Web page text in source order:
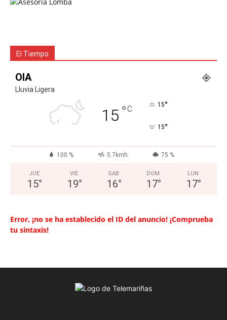
El Tiempo
OIA
Lluvia Ligera
15 °C 15°
15°
100 % 5.7kmh 75 %
JUE
15°
VIE
19°
SAB
16°
DOM
17°
LUN
17°
Error, ¡no se ha establecido el ID del anuncio! ¡Comprueba
tu sintaxis!